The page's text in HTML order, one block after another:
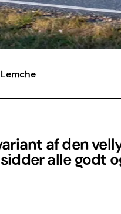
af den
alle godt